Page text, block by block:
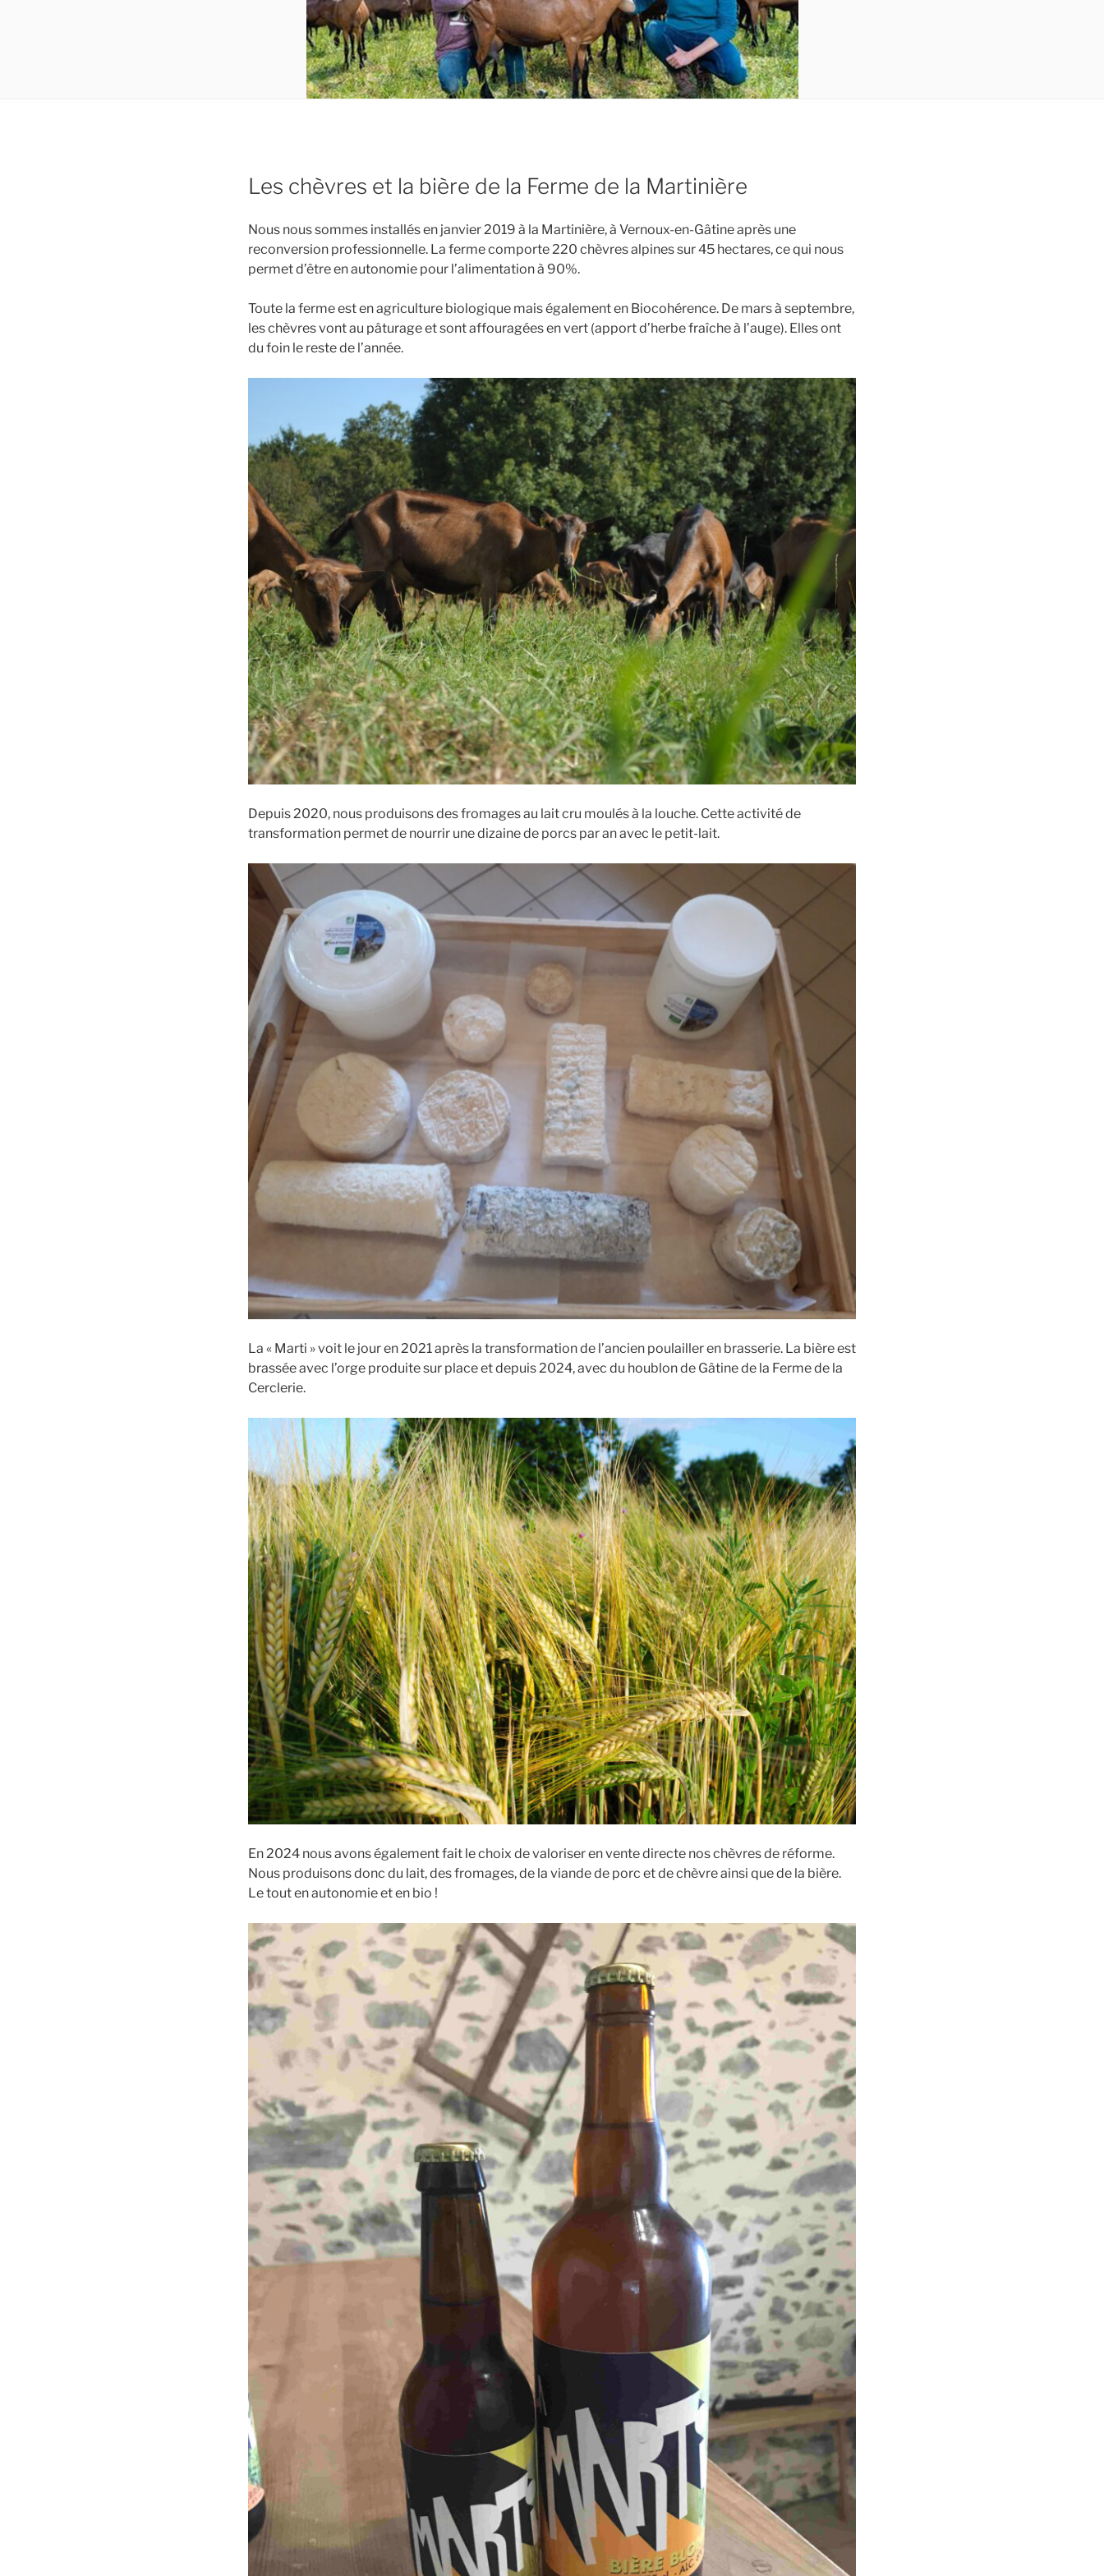
Les chèvres et la bière de la Ferme de la Martinière
Nous nous sommes installés en janvier 2019 à la Martinière, à Vernoux-en-Gâtine après une
reconversion professionnelle. La ferme comporte 220 chèvres alpines sur 45 hectares, ce qui nous
permet d’être en autonomie pour l’alimentation à 90%.
Toute la ferme est en agriculture biologique mais également en Biocohérence. De mars à septembre,
les chèvres vont au pâturage et sont affouragées en vert (apport d’herbe fraîche à l’auge). Elles ont
du foin le reste de l’année.
Depuis 2020, nous produisons des fromages au lait cru moulés à la louche. Cette activité de
transformation permet de nourrir une dizaine de porcs par an avec le petit-lait.
La « Marti » voit le jour en 2021 après la transformation de l’ancien poulailler en brasserie. La bière est
brassée avec l’orge produite sur place et depuis 2024, avec du houblon de Gâtine de la Ferme de la
Cerclerie.
En 2024 nous avons également fait le choix de valoriser en vente directe nos chèvres de réforme.
Nous produisons donc du lait, des fromages, de la viande de porc et de chèvre ainsi que de la bière.
Le tout en autonomie et en bio !